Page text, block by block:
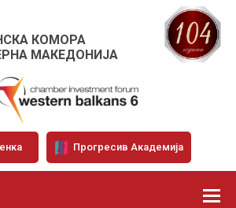
КОМОРА
МАКЕДОНИЈА
Прогресив Академија